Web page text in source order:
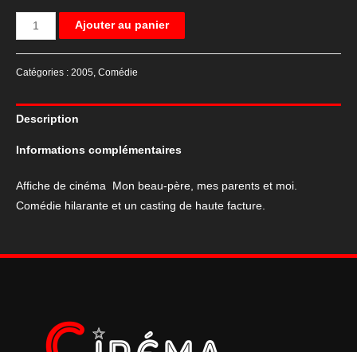
quantité
de
cinéma
Mon
mes
parents
40*60
Ajouter au panier
Catégories : 2005, Comédie
Description
Informations complémentaires
Affiche de cinéma Mon beau-père, mes parents et moi.
Comédie hilarante et un casting de haute facture.